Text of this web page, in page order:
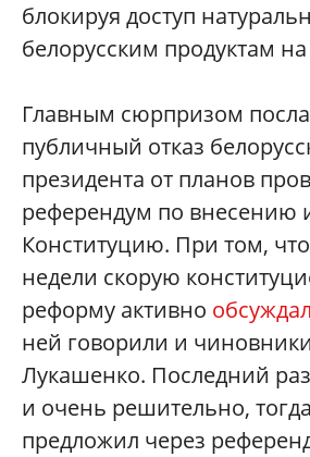
блокируя доступ
белорусским продуктам
Главным сюрпризом
публичный отказ
президента от планов
референдум по внесению
Конституцию. При том,
недели скорую
реформу активно
ней говорили и
Лукашенко. Последний
и очень решительно,
предложил через